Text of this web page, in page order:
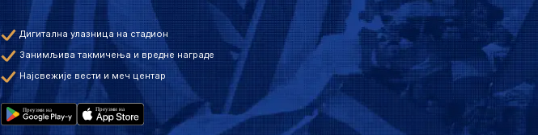
Дигитална улазница на стадион
Занимљива такмичења и вредне награде
Најсвежије вести и меч центар